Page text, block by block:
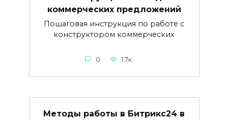
коммерческих предложений
Пошаговая инструкция по работе с
конструктором коммерческих
0 1.7к.
Методы работы в Битрикс24 в